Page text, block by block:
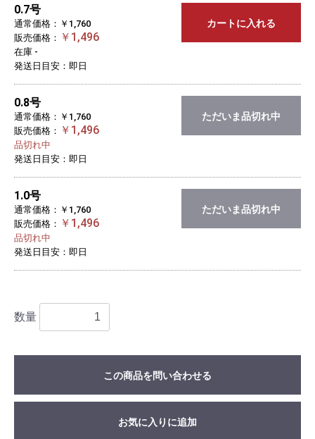
0.7号
通常価格：￥1,760
販売価格： ￥1,496
在庫 -
発送日目安：即日
カートに入れる
0.8号
通常価格：￥1,760
販売価格： ￥1,496
品切れ中
発送日目安：即日
ただいま品切れ中
1.0号
通常価格：￥1,760
販売価格： ￥1,496
品切れ中
発送日目安：即日
ただいま品切れ中
数量
この商品を問い合わせる
お気に入りに追加